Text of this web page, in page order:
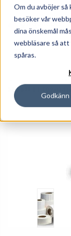
Om du avböjer så
besöker vår
dina önskemål
webbläsare så
spåras.
Godkänn
010-162 61 90
Etikett TT